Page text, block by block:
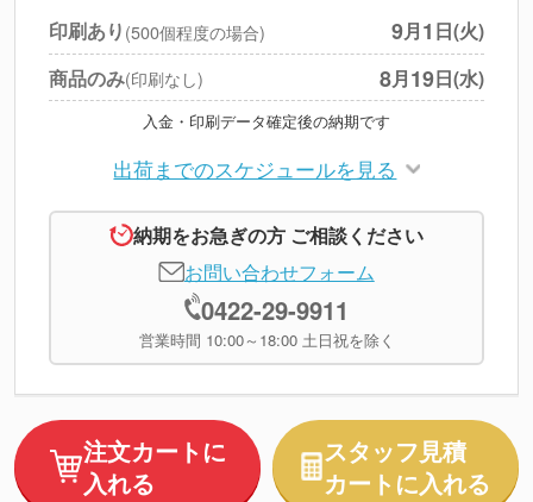
円
※上記小計は税別です
印刷あり (500個程度の場合) 9月1 日(火)
商品のみ(印刷なし) 8月19日(水)
入金・印刷データ確定後の納期です
出荷までのスケジュールを見る
納期をお急ぎの方 ご相談ください
お問い合わせフォーム
0422-29-9911
営業時間 10:00～18:00 土日祝を除く
注文カートに
入れる
スタッフ見積
カートに入れる